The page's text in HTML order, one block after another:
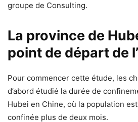
groupe de Consulting.
La province de
point de départ de
Pour commencer cette étude, les
d’abord étudié la durée de
Hubei en Chine, où la population
confinée plus de deux mois.